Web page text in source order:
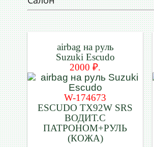
airbag на руль
Suzuki Escudo
2000 ₽.
W-174673
ESCUDO TX92W SRS
ВОДИТ.С
ПАТРОНОМ+РУЛЬ
(КОЖА)